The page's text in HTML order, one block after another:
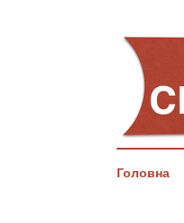
Головна